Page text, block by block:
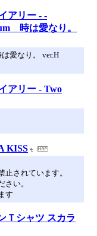
アリー - -
時は愛なり。
愛なり。 ver.H
アリー - Two
KISS
されています。
い。
す
Ｔシャツ スカラ